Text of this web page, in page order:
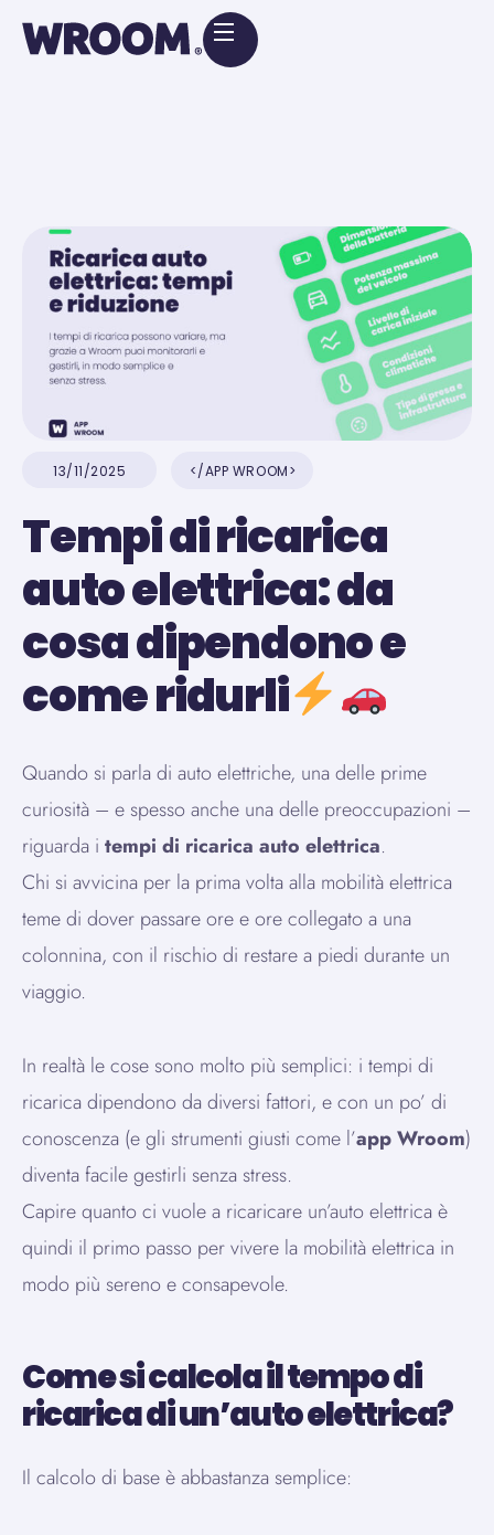
13/11/2025 APP WROOM
Tempi di ricarica
auto elettrica: da
cosa dipendono e
come ridurli
Quando si parla di auto elettriche, una delle prime
curiosità – e spesso anche una delle preoccupazioni –
riguarda i tempi di ricarica auto elettrica.
Chi si avvicina per la prima volta alla mobilità elettrica
teme di dover passare ore e ore collegato a una
colonnina, con il rischio di restare a piedi durante un
viaggio.
In realtà le cose sono molto più semplici: i tempi di
ricarica dipendono da diversi fattori, e con un po’ di
conoscenza (e gli strumenti giusti come l’app Wroom)
diventa facile gestirli senza stress.
Capire quanto ci vuole a ricaricare un’auto elettrica è
quindi il primo passo per vivere la mobilità elettrica in
modo più sereno e consapevole.
Come si calcola il tempo di
ricarica di un’auto elettrica?
Il calcolo di base è abbastanza semplice: